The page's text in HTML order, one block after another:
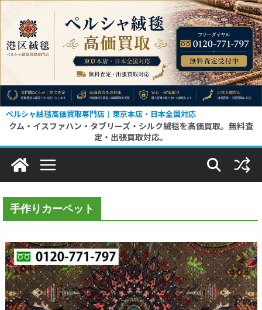
テ
へ
ス
ッ
ペルシャ絨毯高価買取専門店｜東京本店・日本全国対応
クム・イスファハン・タブリーズ・シルク絨毯を高価買取。無料査
定・出張買取対応。
手作りカーペット